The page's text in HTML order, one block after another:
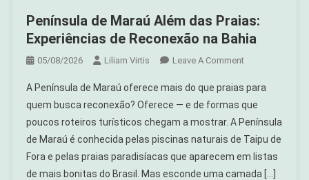
Península de Maraú Além das Praias:
Experiências de Reconexão na Bahia
05/08/2026 Liliam Virtis Leave A CommentOn
De
Maraú
Além
Das
Praias:
Experiências
A Península de Maraú oferece mais do que praias para
quem busca reconexão? Oferece — e de formas que
poucos roteiros turísticos chegam a mostrar. A Península
de Maraú é conhecida pelas piscinas naturais de Taipu de
Fora e pelas praias paradisíacas que aparecem em listas
de mais bonitas do Brasil. Mas esconde uma camada […]